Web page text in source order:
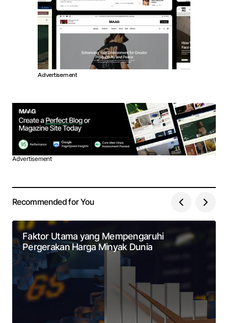
Advertisement
Advertisement
Recommended for You
Faktor Utama yang Mempengaruhi
Pergerakan Harga Minyak Dunia